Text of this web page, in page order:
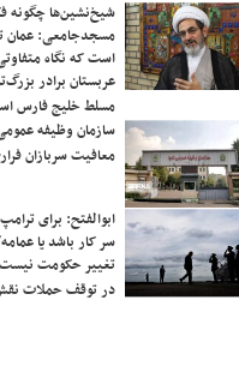
شیخ‌نشین‌ها چگونه
مسجدجامعی: عمان
است که نگاه
عربستان برادر
مسلط خلیج فارس
سازمان وظیفه
معافیت سربازان
ابوالفتح: برای
سر کار باشد یا
تغییر حکومت
در توقف حملات